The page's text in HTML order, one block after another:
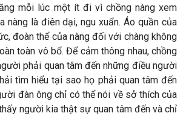
mỗi lúc một ít đi vì chồng nàng xem
nàng là điên dại, ngu xuẩn. Áo quần của
đoàn thể của nàng đối với chàng không
toàn vô bổ. Để cảm thông nhau, chồng
phải quan tâm đến những điều người
tìm hiểu tại sao họ phải quan tâm đến
đàn ông chỉ có thể nói về sở thích của
người kia thật sự quan tâm đến và chỉ